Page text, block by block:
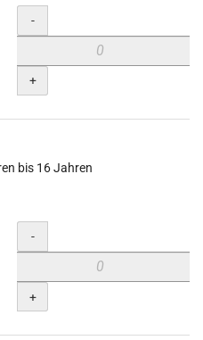
Menge
-
+
bis 16 Jahren
Menge
-
+